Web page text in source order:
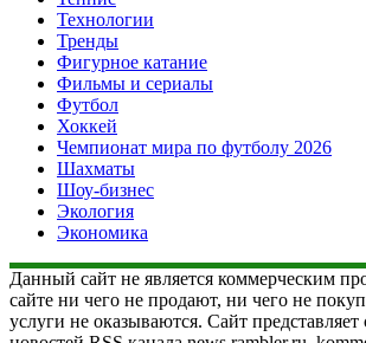
Технологии
Тренды
Фигурное катание
Фильмы и сериалы
Футбол
Хоккей
Чемпионат мира по футболу 2026
Шахматы
Шоу-бизнес
Экология
Экономика
Данный сайт не является коммерческим
сайте ни чего не продают, ни чего не
услуги не оказываются. Сайт представляет